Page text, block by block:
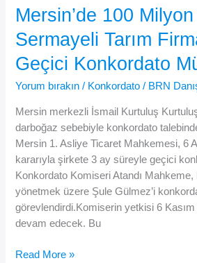
Gıda
Konkordato
Bulundu
Mersin’de 100
Sermayeli Tarım
Geçici Konkordato
Yorum bırakın / Konkordato / BRN
Mersin merkezli İsmail Kurtuluş
darboğaz sebebiyle konkordato
Mersin 1. Asliye Ticaret Mahkemesi, 6
kararıyla şirkete 3 ay süreyle geçici
Konkordato Komiseri Atandı
yönetmek üzere Şule Gülmez’i
görevlendirdi.Komiserin yetkisi 6
devam edecek. Bu
Mersin’de
Read More »